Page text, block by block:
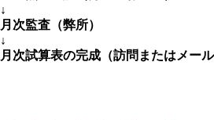
↓
月次監査（弊所）
↓
月次試算表の完成（訪問またはメー